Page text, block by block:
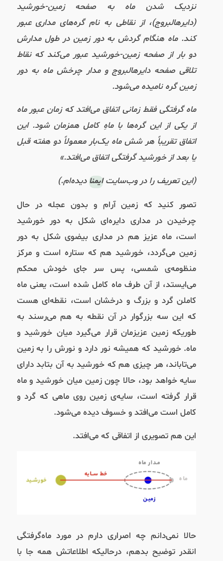
نزدیک شدن ماه به صفحه زمین-خورشید
(دایرهالبروج)، از نقاطی به نام گره‌های مداری عبور
کند. ماه هنگام گردش به‌ دور زمین در طول مدارش
دو بار از صفحه زمین-خورشید عبور می‌کند که نقاط
تلاقی صفحه دایرهالبروج و مدار چرخش ماه به دور
زمین‌ گره نامیده می‌شود.
ماه گرفتگی فقط زمانی اتفاق می‌افتد که زمان عبور ماه
از یکی از این گره‌ها با ماهِ کامل همزمان شود. این
اتفاق تقریباً هر شش ماه یک‌بار معمولاً دو هفته قبل
یا بعد از خورشید گرفتگی اتفاق می‌افتد.»
(این تعریف را در وب‌سایتایمنادیده‌ام.)
تصور کنید که زمین آرام و بدون عجله در حال
چرخیدن در مداری دایره‌‌ای شکل به دور خورشید
است، ماه عزیز هم در مداری بیضوی شکل به دور
زمین می‌گردد، خورشید هم که ستاره است و مرکز
منظومه‌ی شمسی، پس سر جای خودش محکم
می‌ایستد، از آن طرف ماه کامل شده است، یعنی ماه
کاملن گرد و بزرگ و درخشان است، نقطه‌ای هست
که این سه بزرگوار در آن نقطه به هم می‌رسند به
طوریکه زمین عزیزمان قرار می‌گیرد میان خورشید و
ماه. خورشید که همیشه نور دارد و نورش را به زمین
می‌تاباند، هر چیزی هم که خورشید به آن بتابد دارای
سایه خواهد بود، حالا چون زمین میان خورشید و ماه
قرار گرفته است، سایه‌ی زمین روی ماهی که گرد و
کامل است می‌افتد و خسوف دیده می‌شود.
این هم تصویری از اتفاقی که می‌افتد.
حالا نمی‌دانم چه اصراری دارم در مورد ماه‌گرفتگی
انقدر توضیح بدهم، درحالیکه اطلاعاتش همه جا با